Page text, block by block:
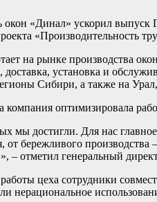
окон «Динал» ускорил
«Производительность
на рынке производства
доставка, установка и
Сибири, а также на
компания оптимизировала
мы достигли. Для нас
от бережливого
– отметил генеральный
цеха сотрудники
нерациональное